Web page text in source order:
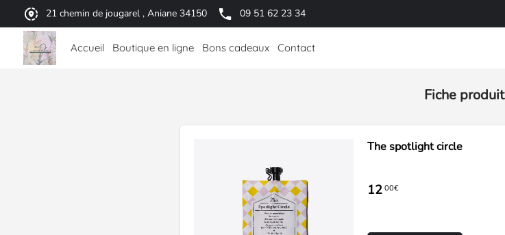
21 chemin de jougarel , Aniane 34150 09 51 62 23 34
Accueil Boutique en ligne Bons cadeaux Contact
Fiche produit
The spotlight circle
12 00€